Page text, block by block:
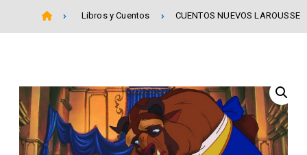
Libros y Cuentos CUENTOS NUEVOS LAROUSSE